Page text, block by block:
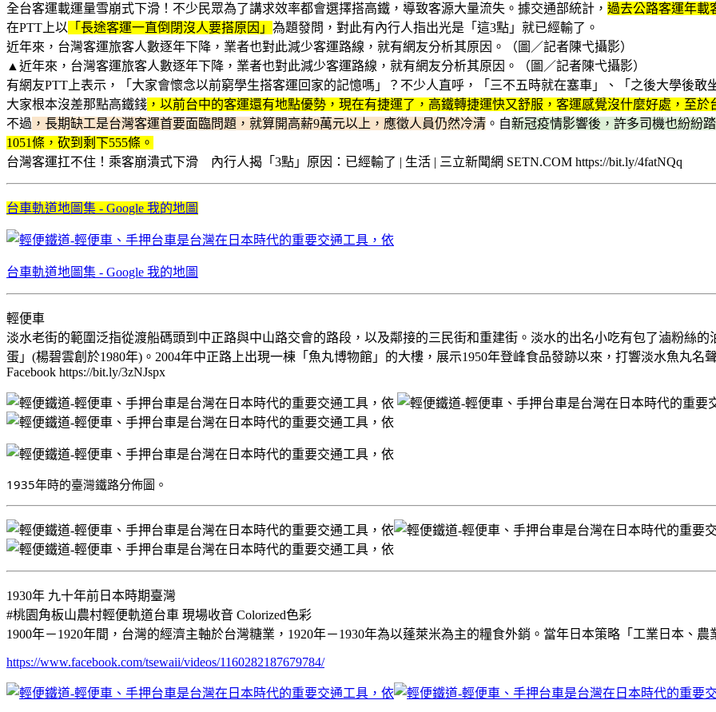
全台客運載運量雪崩式下滑！不少民眾為了講求效率都會選擇搭高鐵，導致客源大量流失。據交通部統計， 過去公路客運年載
在PTT上以 「長途客運一直倒閉沒人要搭原因」 為題發問，對此有內行人指出光是「這3點」就已經輸了。
近年來，台灣客運旅客人數逐年下降，業者也對此減少客運路線，就有網友分析其原因。（圖／記者陳弋攝影）
▲近年來，台灣客運旅客人數逐年下降，業者也對此減少客運路線，就有網友分析其原因。（圖／記者陳弋攝影）
有網友PTT上表示，「大家會懷念以前窮學生搭客運回家的記憶嗎」？不少人直呼，「三不五時就在塞車」、「之後大學後
大家根本沒差那點高鐵錢 ，以前台中的客運還有地點優勢，現在有捷運了，高鐵轉捷運快又舒服，客運感覺沒什麼好處，至
不過 ，長期缺工是台灣客運首要面臨問題，就算開高薪9萬元以上，應徵人員仍然冷清 。自新冠疫情影響後，許多司機也紛紛
1051條，砍到剩下555條。
台灣客運扛不住！乘客崩潰式下滑 內行人揭「3點」原因：已經輸了 | 生活 | 三立新聞網 SETN.COM https://bit.ly/4fatNQq
台車軌道地圖集 - Google 我的地圖
台車軌道地圖集 - Google 我的地圖
輕便車
淡水老街的範圍泛指從渡船碼頭到中正路與中山路交會的路段，以及鄰接的三民街和重建街。淡水的出名小吃有包了滷粉絲
蛋」(楊碧雲創於1980年)。2004年中正路上出現一棟「魚丸博物館」的大樓，展示1950年登峰食品發跡以來，打響淡水魚丸名
Facebook https://bit.ly/3zNJspx
1935年時的臺灣鐵路分佈圖。
1930年 九十年前日本時期臺灣
#桃園角板山農村輕便軌道台車 現場收音 Colorized色彩
1900年－1920年間，台灣的經濟主軸於台灣糖業，1920年－1930年為以蓬萊米為主的糧食外銷。當年日本策略「工業日本、農
https://www.facebook.com/tsewaii/videos/1160282187679784/